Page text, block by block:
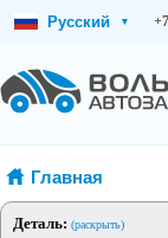
Русский ▾
Главная
Деталь: (раскрыть)